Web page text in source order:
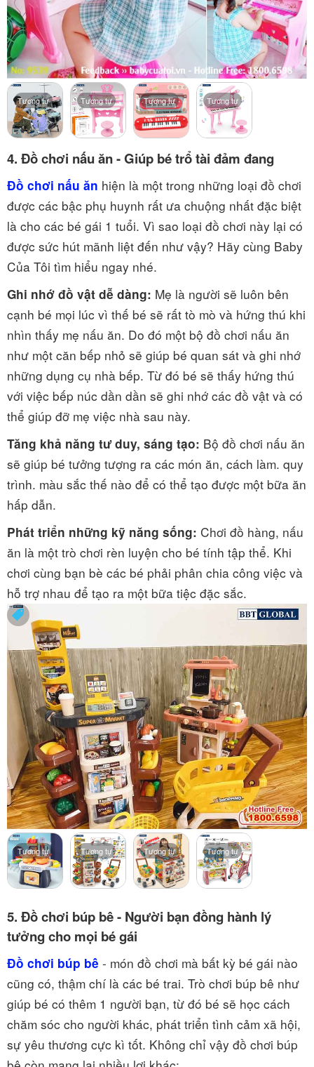
Tương tự Tương tự Tương tự Tương tự
4. Đồ chơi nấu ăn - Giúp bé trổ tài đảm đang
Đồ chơi nấu ăn hiện là một trong những loại đồ chơi
được các bậc phụ huynh rất ưa chuộng nhất đặc biệt
là cho các bé gái 1 tuổi. Vì sao loại đồ chơi này lại có
được sức hút mãnh liệt đến như vậy? Hãy cùng Baby
Của Tôi tìm hiểu ngay nhé.
Ghi nhớ đồ vật dễ dàng: Mẹ là người sẽ luôn bên
cạnh bé mọi lúc vì thế bé sẽ rất tò mò và hứng thú khi
nhìn thấy mẹ nấu ăn. Do đó một bộ đồ chơi nấu ăn
như một căn bếp nhỏ sẽ giúp bé quan sát và ghi nhớ
những dụng cụ nhà bếp. Từ đó bé sẽ thấy hứng thú
với việc bếp núc dần dần sẽ ghi nhớ các đồ vật và có
thể giúp đỡ mẹ việc nhà sau này.
Tăng khả năng tư duy, sáng tạo: Bộ đồ chơi nấu ăn
sẽ giúp bé tưởng tượng ra các món ăn, cách làm. quy
trình. màu sắc thế nào để có thể tạo được một bữa ăn
hấp dẫn.
Phát triển những kỹ năng sống: Chơi đồ hàng, nấu
ăn là một trò chơi rèn luyện cho bé tính tập thể. Khi
chơi cùng bạn bè các bé phải phân chia công việc và
hỗ trợ nhau để tạo ra một bữa tiệc đặc sắc.
Tương tự Tương tự Tương tự Tương tự
5. Đồ chơi búp bê - Người bạn đồng hành lý
tưởng cho mọi bé gái
Đồ chơi búp bê - món đồ chơi mà bất kỳ bé gái nào
cũng có, thậm chí là các bé trai. Trò chơi búp bê như
giúp bé có thêm 1 người bạn, từ đó bé sẽ học cách
chăm sóc cho người khác, phát triển tình cảm xã hội,
sự yêu thương cực kì tốt. Không chỉ vậy đồ chơi búp